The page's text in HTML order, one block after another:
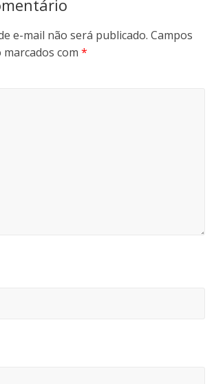
e-mail não será publicado. Campos
com*